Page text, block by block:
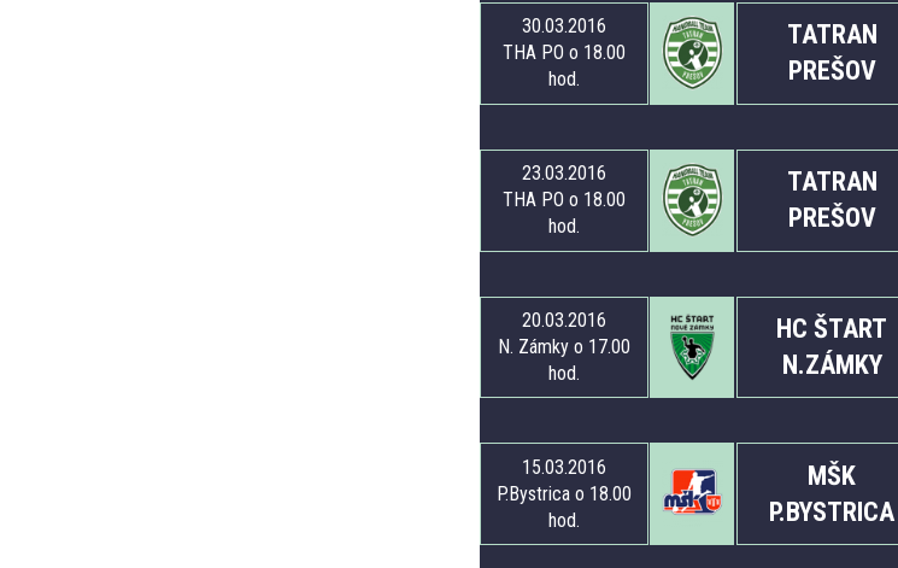
30.03.2016
THA PO o 18.00
hod.
TATRAN
PREŠOV
23.03.2016
THA PO o 18.00
hod.
TATRAN
PREŠOV
20.03.2016
N. Zámky o 17.00
hod.
HC ŠTART
N.ZÁMKY
15.03.2016
P.Bystrica o 18.00
hod.
MŠK
P.BYSTRICA